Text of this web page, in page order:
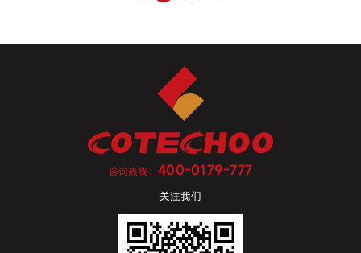
咨询热线：400-0179-777
关注我们